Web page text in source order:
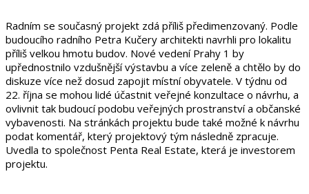
Radním se současný projekt zdá příliš předimenzovaný. Podle
budoucího radního Petra Kučery architekti navrhli pro lokalitu
příliš velkou hmotu budov. Nové vedení Prahy 1 by
upřednostnilo vzdušnější výstavbu a více zeleně a chtělo by do
diskuze více než dosud zapojit místní obyvatele. V týdnu od
22. října se mohou lidé účastnit veřejné konzultace o návrhu, a
ovlivnit tak budoucí podobu veřejných prostranství a občanské
vybavenosti. Na stránkách projektu bude také možné k návrhu
podat komentář, který projektový tým následně zpracuje.
Uvedla to společnost Penta Real Estate, která je investorem
projektu.